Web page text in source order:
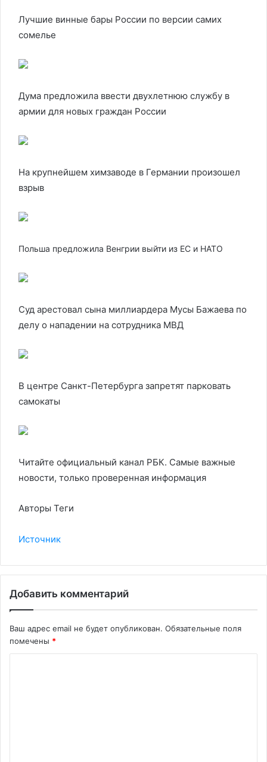
Лучшие винные бары России по версии самих
сомелье
Дума предложила ввести двухлетнюю службу в
армии для новых граждан России
На крупнейшем химзаводе в Германии произошел
взрыв
Польша предложила Венгрии выйти из ЕС и НАТО
Суд арестовал сына миллиардера Мусы Бажаева по
делу о нападении на сотрудника МВД
В центре Санкт-Петербурга запретят парковать
самокаты
Читайте официальный канал РБК. Самые важные
новости, только проверенная информация
Авторы Теги
Источник
Добавить комментарий
Ваш адрес email не будет опубликован. Обязательные поля
помечены *